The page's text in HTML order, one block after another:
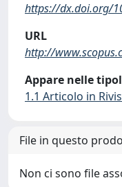
https://dx.doi.org/
URL
http://
Appare nelle
1.1 Articolo in
File in questo
Non ci sono file